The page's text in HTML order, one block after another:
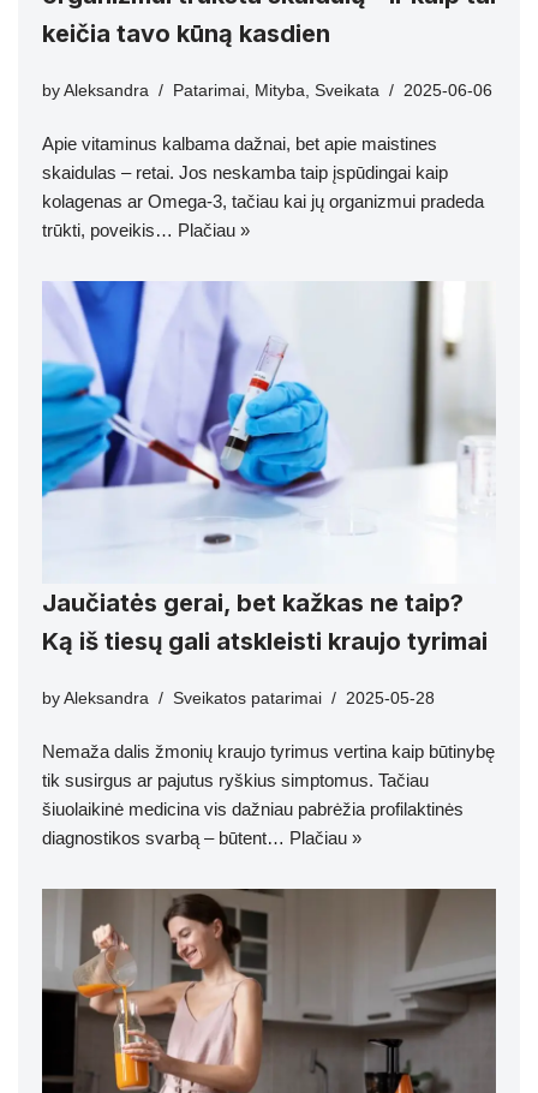
keičia tavo kūną kasdien
by Aleksandra Patarimai, Mityba, Sveikata 2025-06-06
Apie vitaminus kalbama dažnai, bet apie maistines
skaidulas – retai. Jos neskamba taip įspūdingai kaip
kolagenas ar Omega-3, tačiau kai jų organizmui pradeda
trūkti, poveikis… Plačiau »
Jaučiatės gerai, bet kažkas ne taip?
Ką iš tiesų gali atskleisti kraujo tyrimai
by Aleksandra Sveikatos patarimai 2025-05-28
Nemaža dalis žmonių kraujo tyrimus vertina kaip būtinybę
tik susirgus ar pajutus ryškius simptomus. Tačiau
šiuolaikinė medicina vis dažniau pabrėžia profilaktinės
diagnostikos svarbą – būtent… Plačiau »